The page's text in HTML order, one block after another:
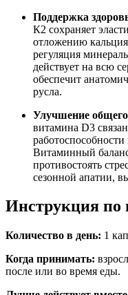
Поддержка
К2 сохраняет
отложению
регуляция
действует на всю
обеспечит
русла.
Улучшение общего
витамина D3
Витаминный баланс
противостоять
сезонной апатии,
Инструкция по
Количество в день: 1
Когда принимать:
после или во время еды.